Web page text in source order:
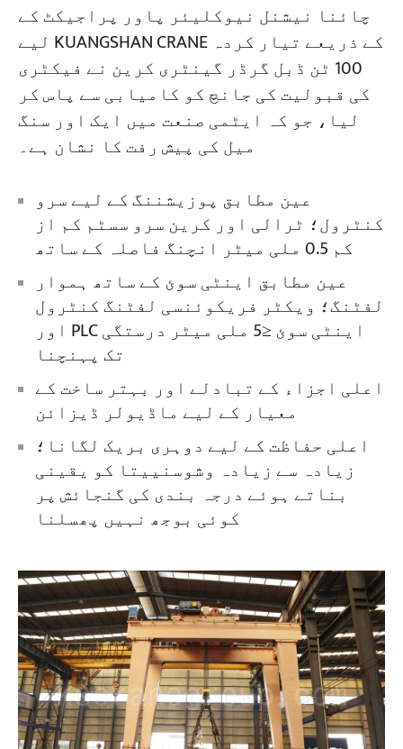
چائنا نیشنل نیوکلیئر پاور پراجیکٹ کے
لیے KUANGSHAN CRANE کے ذریعے تیار کردہ
100 ٹن ڈبل گرڈر گینٹری کرین نے فیکٹری
کی قبولیت کی جانچ کو کامیابی سے پاس کر
لیا، جو کہ ایٹمی صنعت میں ایک اور سنگ
میل کی پیش رفت کا نشان ہے۔
عین مطابق پوزیشننگ کے لیے سرو
کنٹرول؛ ٹرالی اور کرین سرو سسٹم کم از
کم 0.5 ملی میٹر انچنگ فاصلہ کے ساتھ
عین مطابق اینٹی سوئ کے ساتھ ہموار
لفٹنگ؛ ویکٹر فریکوئنسی لفٹنگ کنٹرول
اور PLC اینٹی سوئ ≤5 ملی میٹر درستگی
تک پہنچنا
اعلی اجزاء کے تبادلے اور بہتر ساخت کے
معیار کے لیے ماڈیولر ڈیزائن
اعلی حفاظت کے لیے دوہری بریک لگانا؛
زیادہ سے زیادہ وشوسنییتا کو یقینی
بناتے ہوئے درجہ بندی کی گنجائش پر
کوئی بوجھ نہیں پھسلنا